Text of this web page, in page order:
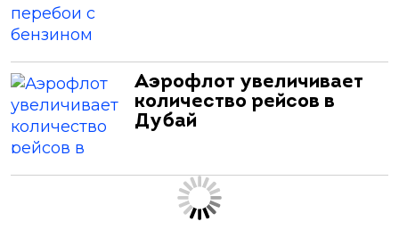
Аэрофлот увеличивает
количество рейсов в
Дубай